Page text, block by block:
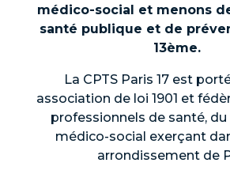
médico-social et menons
santé publique et de
13ème.
La CPTS Paris 17 est
association de loi 1901 et
professionnels de santé,
médico-social exerçant
arrondissement de